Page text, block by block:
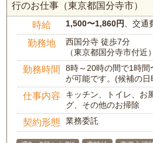
行のお仕事（東京都国分寺市）
時給 1,500〜1,860円、交通
勤務地
西国分寺 徒歩7分
（東京都国分寺市付近）
勤務時間
8時～20時の間で1時間
が可能です。(候補の日
仕事内容
キッチン、トイレ、お
グ、その他のお掃除
契約形態 業務委託